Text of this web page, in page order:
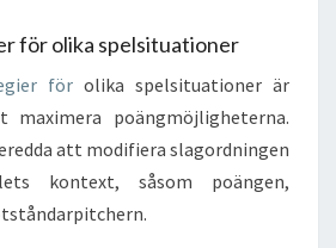
för olika spelsituationer
för olika spelsituationer är
poängmöjligheterna.
att modifiera slagordningen
kontext, såsom poängen,